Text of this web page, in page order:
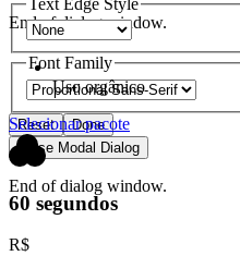
End of dialog window.
Font Family
Reset
Done
Close Modal Dialog
End of dialog window.
Uso orgânico
Selecionar pacote
60 segundos
R$